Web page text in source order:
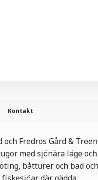
Kontakt
Fredros Gård &
med sjönära läge och
båtturer och bad och